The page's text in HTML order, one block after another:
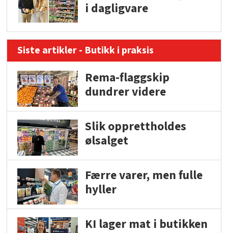
i dagligvare
Siste artikler - Butikk i praksis
Rema-flaggskip
dundrer videre
Slik opprettholdes
ølsalget
Færre varer, men fulle
hyller
KI lager mat i butikken